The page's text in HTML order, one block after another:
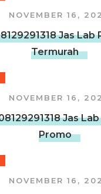
NOVEMBER 16,
Jas Lab
Termurah
NOVEMBER 16,
Jas
Promo
NOVEMBER 16,